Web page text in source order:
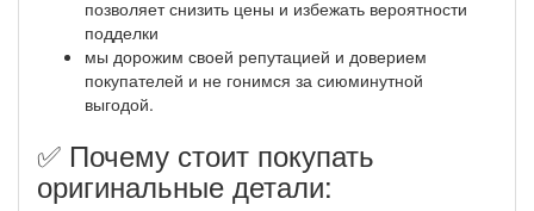
позволяет снизить цены и избежать вероятности
подделки
мы дорожим своей репутацией и доверием
покупателей и не гонимся за сиюминутной
выгодой.
✅ Почему стоит покупать
оригинальные детали: